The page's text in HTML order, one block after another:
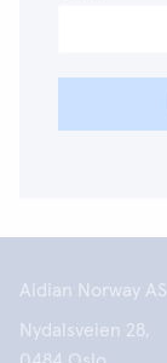
Aidian Norway AS
Nydalsveien 28,